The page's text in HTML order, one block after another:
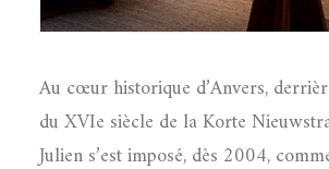
Au cœur historique d’Anvers,
du XVIe siècle de la Korte
Julien s’est imposé, dès 2004,